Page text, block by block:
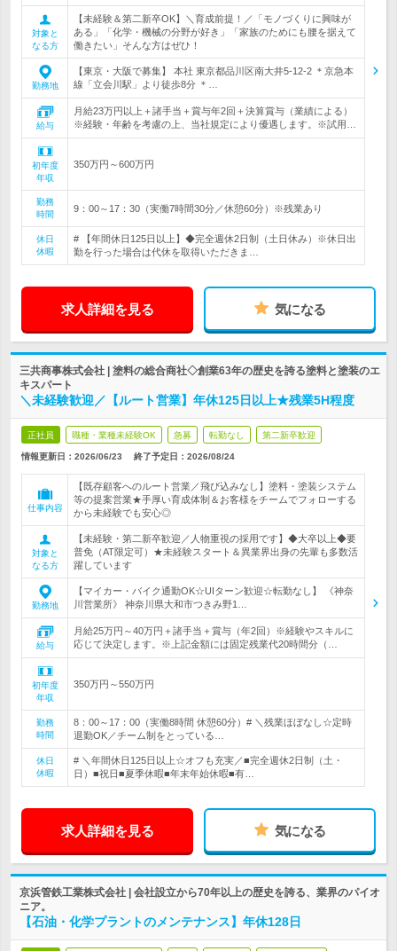
対象と
なる方
【未経験＆第二新卒OK】＼育成前提！／「モノづくりに興味が
ある」「化学・機械の分野が好き」「家族のためにも腰を据えて
働きたい」そんな方はぜひ！
勤務地
【東京・大阪で募集】 本社 東京都品川区南大井5-12-2 ＊京急本
線「立会川駅」より徒歩8分 ＊…
給与
月給23万円以上＋諸手当＋賞与年2回＋決算賞与（業績による）
※経験・年齢を考慮の上、当社規定により優遇します。※試用…
初年度
年収
350万円～600万円
勤務
時間
9：00～17：30（実働7時間30分／休憩60分）※残業あり
休日
休暇
# 【年間休日125日以上】◆完全週休2日制（土日休み）※休日出
勤を行った場合は代休を取得いただきま…
求人詳細を見る 気になる
三共商事株式会社 | 塗料の総合商社◇創業63年の歴史を誇る塗料と塗装のエ
キスパート
＼未経験歓迎／【ルート営業】年休125日以上★残業5H程度
正社員 職種・業種未経験OK 急募 転勤なし 第二新卒歓迎
情報更新日：2026/06/23 終了予定日： 2026/08/24
仕事内容
【既存顧客へのルート営業／飛び込みなし】塗料・塗装システム
等の提案営業★手厚い育成体制＆お客様をチームでフォローする
から未経験でも安心◎
対象と
なる方
【未経験・第二新卒歓迎／人物重視の採用です】◆大卒以上◆要
普免（AT限定可）★未経験スタート＆異業界出身の先輩も多数活
躍しています
勤務地
【マイカー・バイク通勤OK☆UIターン歓迎☆転勤なし】 《神奈
川営業所》 神奈川県大和市つきみ野1…
給与
月給25万円～40万円＋諸手当＋賞与（年2回）※経験やスキルに
応じて決定します。※上記金額には固定残業代20時間分（…
初年度
年収
350万円～550万円
勤務
時間
8：00～17：00（実働8時間 休憩60分）# ＼残業ほぼなし☆定時
退勤OK／チーム制をとっている…
休日
休暇
# ＼年間休日125日以上☆オフも充実／■完全週休2日制（土・
日）■祝日■夏季休暇■年末年始休暇■有…
求人詳細を見る 気になる
京浜管鉄工業株式会社 | 会社設立から70年以上の歴史を誇る、業界のパイオ
ニア。
【石油・化学プラントのメンテナンス】年休128日